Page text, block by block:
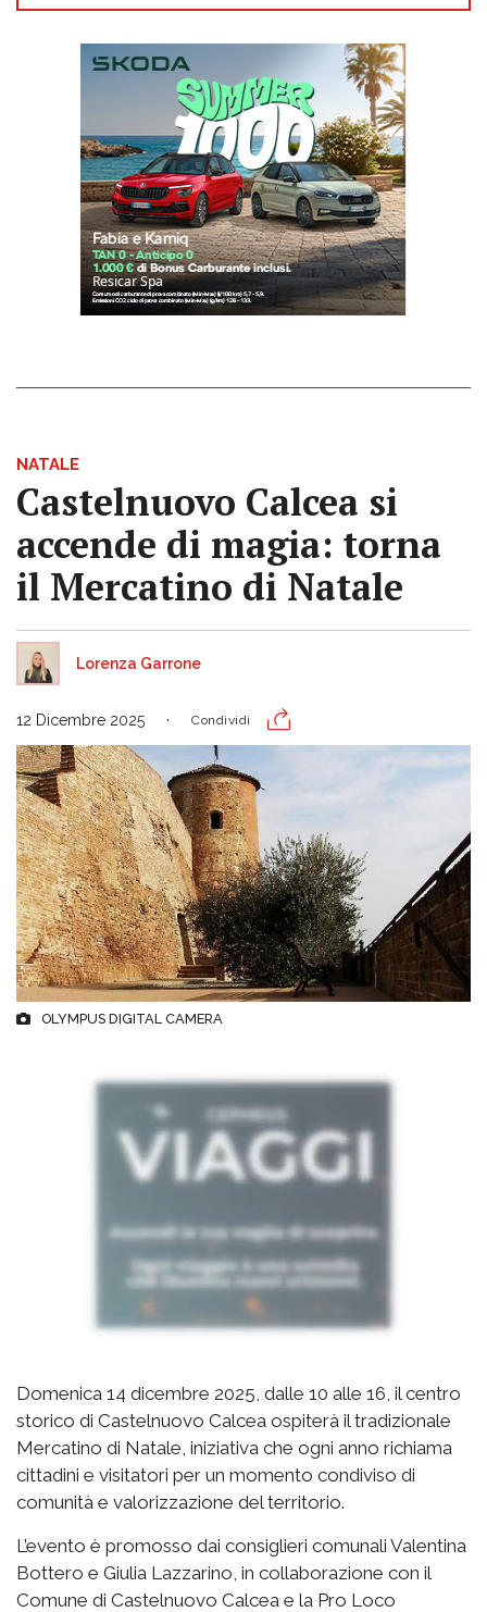
NATALE
Castelnuovo Calcea si
accende di magia: torna
il Mercatino di Natale
Lorenza Garrone
12 Dicembre 2025 Condividi
OLYMPUS DIGITAL CAMERA
Domenica 14 dicembre 2025, dalle 10 alle 16, il centro
storico di Castelnuovo Calcea ospiterà il tradizionale
Mercatino di Natale, iniziativa che ogni anno richiama
cittadini e visitatori per un momento condiviso di
comunità e valorizzazione del territorio.
L’evento è promosso dai consiglieri comunali Valentina
Bottero e Giulia Lazzarino, in collaborazione con il
Comune di Castelnuovo Calcea e la Pro Loco